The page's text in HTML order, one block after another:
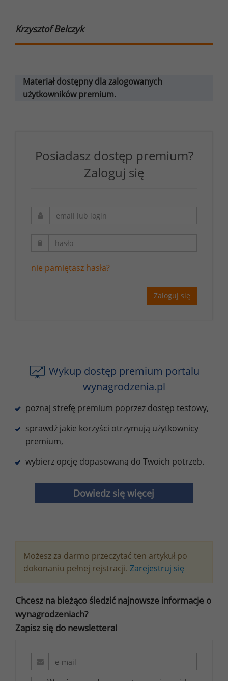
Krzysztof Belczyk
Materiał dostępny dla zalogowanych
użytkowników premium.
Posiadasz dostęp premium?
Zaloguj się
nie pamiętasz hasła?
Zaloguj się
Wykup dostęp premium portalu
wynagrodzenia.pl
poznaj strefę premium poprzez dostęp testowy,
sprawdź jakie korzyści otrzymują użytkownicy
premium,
wybierz opcję dopasowaną do Twoich potrzeb.
Dowiedz się więcej
Możesz za darmo przeczytać ten artykuł po
dokonaniu pełnej rejstracji. Zarejestruj się
Chcesz na bieżąco śledzić najnowsze informacje o
wynagrodzeniach?
Zapisz się do newslettera!